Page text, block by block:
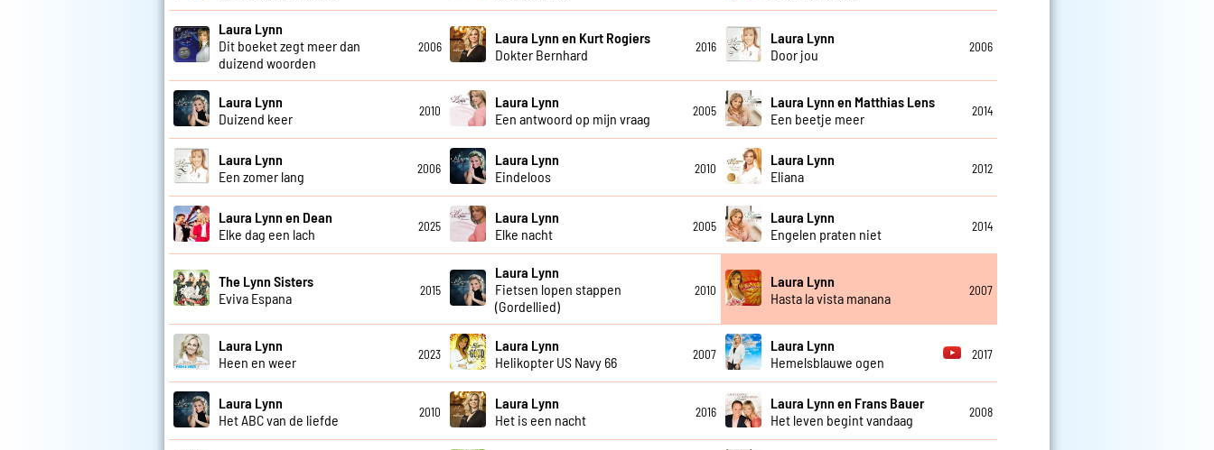
Laura Lynn
Dit boeket zegt meer dan
duizend woorden
2006
Laura Lynn en Kurt Rogiers
Dokter Bernhard
2016
Laura Lynn
Door jou
2006
Laura Lynn
Duizend keer
2010
Laura Lynn
Een antwoord op mijn vraag
2005
Laura Lynn en Matthias Lens
Een beetje meer
2014
Laura Lynn
Een zomer lang
2006
Laura Lynn
Eindeloos
2010
Laura Lynn
Eliana
2012
Laura Lynn en Dean
Elke dag een lach
2025
Laura Lynn
Elke nacht
2005
Laura Lynn
Engelen praten niet
2014
The Lynn Sisters
Eviva Espana
2015
Laura Lynn
Fietsen lopen stappen
(Gordellied)
2010
Laura Lynn
Hasta la vista manana
2007
Laura Lynn
Heen en weer
2023
Laura Lynn
Helikopter US Navy 66
2007
Laura Lynn
Hemelsblauwe ogen
2017
Laura Lynn
Het ABC van de liefde
2010
Laura Lynn
Het is een nacht
2016
Laura Lynn en Frans Bauer
Het leven begint vandaag
2008